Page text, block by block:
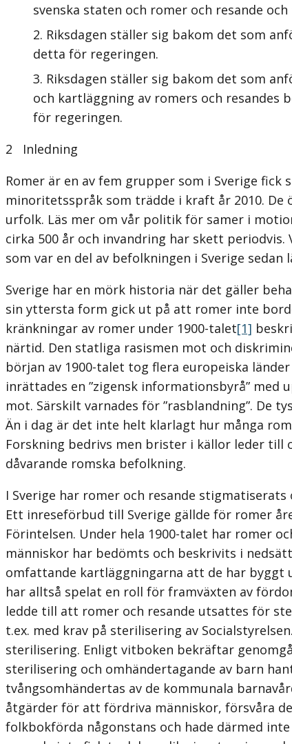
svenska staten och romer och resande
Riksdagen ställer sig bakom det som
detta för regeringen.
Riksdagen ställer sig bakom det som
och kartläggning av romers och
för regeringen.
2 Inledning
Romer är en av fem grupper som i Sverige
minoritetsspråk som trädde i kraft år 2010.
urfolk. Läs mer om vår politik för samer i
cirka 500 år och invandring har skett
som var en del av befolkningen i Sverige
Sverige har en mörk historia när det gäller
sin yttersta form gick ut på att romer inte
kränkningar av romer under 1900-talet[1]
närtid. Den statliga rasismen mot och
början av 1900-talet tog flera europeiska
inrättades en ”zigensk informations­byrå”
mot. Särskilt varnades för ”rasblandning”.
Än i dag är det inte helt klarlagt hur många
Forskning bedrivs men brister i källor leder till
dåvarande romska befolkning.
I Sverige har romer och resande
Ett inreseförbud till Sverige gällde för romer
Förintelsen. Under hela 1900-talet har romer
människor har bedömts och beskrivits i
omfattande kartläggningarna att de har byggt
har alltså spelat en roll för fram­växten av
ledde till att romer och resande utsattes för
t.ex. med krav på sterilisering av
steriliser­ing. Enligt vitboken bekräftar
sterilisering och omhänder­tagande av barn
tvångsomhändertas av de kommunala
åtgärder för att fördriva människor, försvåra
folkbokförda någonstans och hade därmed